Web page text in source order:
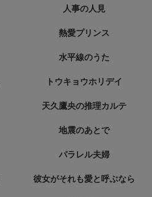
人事の人見
熱愛プリンス
水平線のうた
トウキョウホリデイ
天久鷹央の推理カルテ
地震のあとで
パラレル夫婦
彼女がそれも愛と呼ぶなら